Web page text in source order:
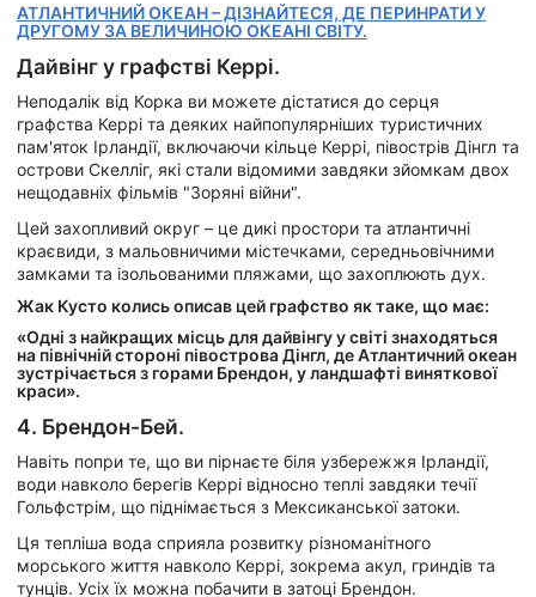
АТЛАНТИЧНИЙ ОКЕАН – ДІЗНАЙТЕСЯ, ДЕ ПЕРИНРАТИ У
ДРУГОМУ ЗА ВЕЛИЧИНОЮ ОКЕАНІ СВІТУ.
Дайвінг у графстві Керрі.
Неподалік від Корка ви можете дістатися до серця
графства Керрі та деяких найпопулярніших туристичних
пам'яток Ірландії, включаючи кільце Керрі, півострів Дінгл та
острови Скелліг, які стали відомими завдяки зйомкам двох
нещодавніх фільмів "Зоряні війни".
Цей захопливий округ – це дикі простори та атлантичні
краєвиди, з мальовничими містечками, середньовічними
замками та ізольованими пляжами, що захоплюють дух.
Жак Кусто колись описав цей графство як таке, що має:
«Одні з найкращих місць для дайвінгу у світі знаходяться
на північній стороні півострова Дінгл, де Атлантичний океан
зустрічається з горами Брендон, у ландшафті виняткової
краси».
4. Брендон-Бей.
Навіть попри те, що ви пірнаєте біля узбережжя Ірландії,
води навколо берегів Керрі відносно теплі завдяки течії
Гольфстрім, що піднімається з Мексиканської затоки.
Ця тепліша вода сприяла розвитку різноманітного
морського життя навколо Керрі, зокрема акул, гриндів та
тунців. Усіх їх можна побачити в затоці Брендон.